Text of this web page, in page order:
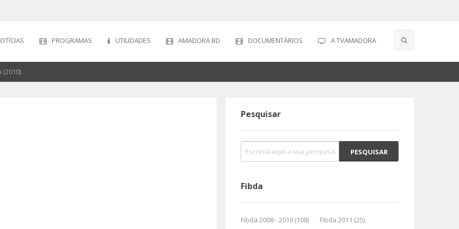
PROGRAMAS UTILIDADES AMADORA BD DOCUMENTÁRIOS A TVAMADORA
Pesquisar
Fibda
Fibda 2008 - 2010 (108)
Fibda 2011 (25)